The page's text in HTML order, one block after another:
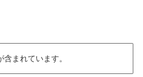
まれています。